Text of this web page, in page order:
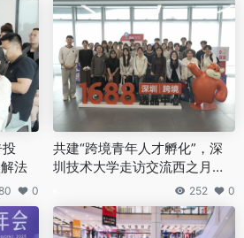
法
0
共建“跨境青年人才孵化”，深
圳技术大学走访交流西之月跨
252 0